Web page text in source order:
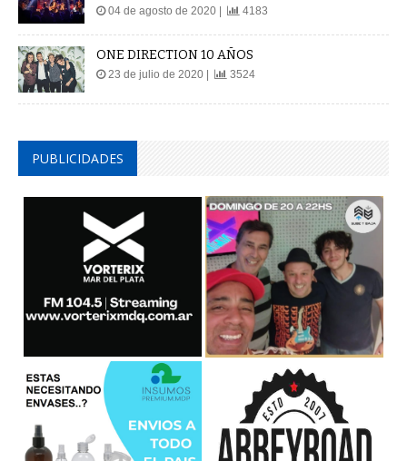
04 de agosto de 2020 | 4183
ONE DIRECTION 10 AÑOS
23 de julio de 2020 | 3524
PUBLICIDADES